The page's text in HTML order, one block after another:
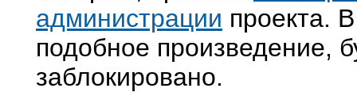
администрации проекта.
подобное произведение,
заблокировано.